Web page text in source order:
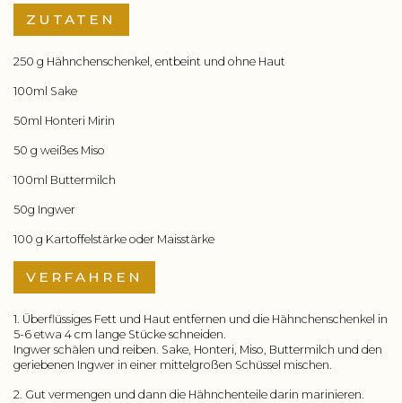
ZUTATEN
250 g Hähnchenschenkel, entbeint und ohne Haut
100ml Sake
50ml Honteri Mirin
50 g weißes Miso
100ml Buttermilch
50g Ingwer
100 g Kartoffelstärke oder Maisstärke
VERFAHREN
1. Überflüssiges Fett und Haut entfernen und die Hähnchenschenkel in
5-6 etwa 4 cm lange Stücke schneiden.
Ingwer schälen und reiben. Sake, Honteri, Miso, Buttermilch und den
geriebenen Ingwer in einer mittelgroßen Schüssel mischen.
2. Gut vermengen und dann die Hähnchenteile darin marinieren.